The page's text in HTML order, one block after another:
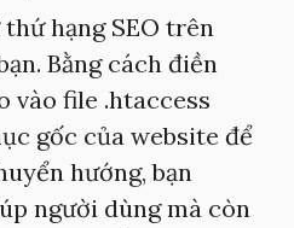
hạng SEO trên
Bằng cách điền
vào file .htaccess
gốc của website để
hướng, bạn
người dùng mà còn